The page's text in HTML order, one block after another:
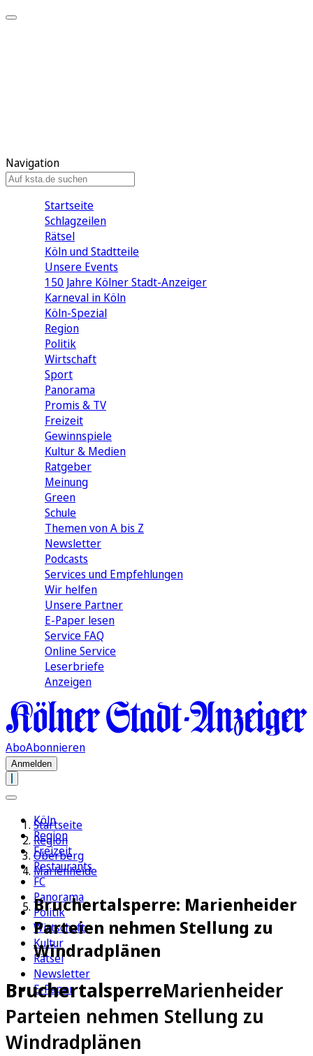
Navigation
Startseite
Schlagzeilen
Rätsel
Köln und Stadtteile
Unsere Events
150 Jahre Kölner Stadt-Anzeiger
Karneval in Köln
Köln-Spezial
Region
Politik
Wirtschaft
Sport
Panorama
Promis & TV
Freizeit
Gewinnspiele
Kultur & Medien
Ratgeber
Meinung
Green
Schule
Themen von A bis Z
Newsletter
Podcasts
Services und Empfehlungen
Wir helfen
Unsere Partner
E-Paper lesen
Service FAQ
Online Service
Leserbriefe
Anzeigen
AboAbonnieren
Anmelden
Köln
Region
Freizeit
Restaurants
FC
Panorama
Politik
Wirtschaft
Kultur
Rätsel
Newsletter
E-Paper
Startseite
Region
Oberberg
Marienheide
Bruchertalsperre: Marienheider
Parteien nehmen Stellung zu
Windradplänen
BruchertalsperreMarienheider
Parteien nehmen Stellung zu
Windradplänen